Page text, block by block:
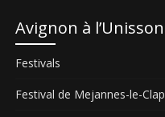
Avignon à l’Unisson
Festivals
Festival de Mejannes-le-Clap